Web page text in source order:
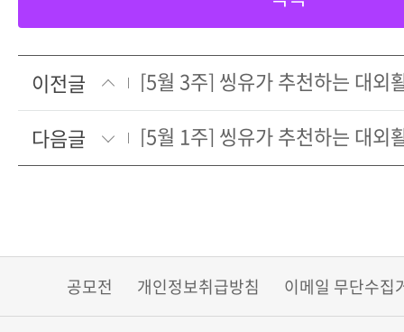
이전글
[5월 3주] 씽유가 추천하는 대외
다음글
[5월 1주] 씽유가 추천하는 대외
공모전 개인정보취급방침 이메일 무단수집